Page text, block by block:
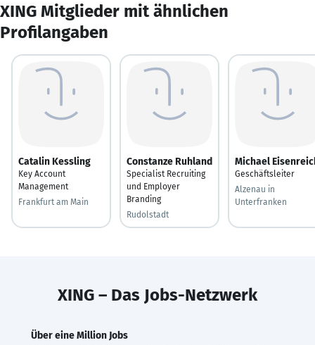
XING Mitglieder mit ähnlichen
Profilangaben
Catalin Kessling
Key Account
Management
Frankfurt am Main
Constanze Ruhland
Specialist Recruiting
und Employer
Branding
Rudolstadt
Michael
Geschäftsleiter
Alzenau in
Unterfranken
XING – Das Jobs-Netzwerk
Über eine Million Jobs